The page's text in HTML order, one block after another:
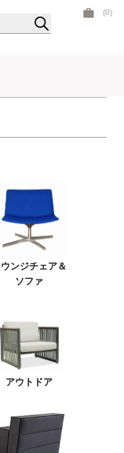
(0)
ンジチェア＆
ソファ
アウトドア